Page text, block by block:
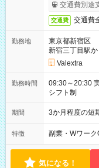
交通費別途
交通費 交通費
勤務地
東京都新宿区
新宿三丁目駅
Valextra
勤務時間
09:30～20:30 実働7.5時間／休憩1.5時間 営業時間に合わせた
シフト制
期間 3か月程度の短
特徴 副業・Wワーク
気になる！